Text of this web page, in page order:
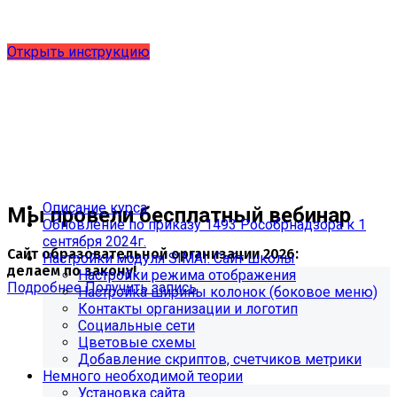
Открыть инструкцию
Мы провели бесплатный вебинар
Сайт образовательной организации 2026:
делаем по закону!
ПодробнееПолучить запись
Описание курса
Обновление по приказу 1493 Рособрнадзора к 1
сентября 2024г.
Настройки модуля SIMAI: Сайт школы
Настройки режима отображения
Настройка ширины колонок (боковое меню)
Контакты организации и логотип
Социальные сети
Цветовые схемы
Добавление скриптов, счетчиков метрики
Немного необходимой теории
Установка сайта